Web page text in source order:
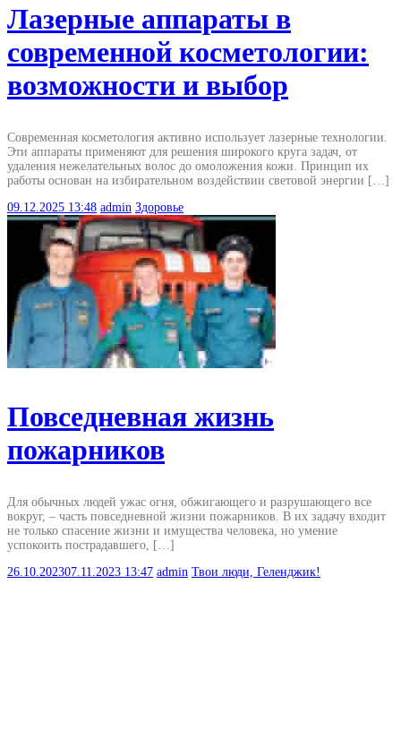
Лазерные аппараты в
современной косметологии:
возможности и выбор
Современная косметология активно использует лазерные технологии.
Эти аппараты применяют для решения широкого круга задач, от
удаления нежелательных волос до омоложения кожи. Принцип их
работы основан на избирательном воздействии световой энергии […]
09.12.2025 13:48 admin Здоровье
Повседневная жизнь
пожарников
Для обычных людей ужас огня, обжигающего и разрушающего все
вокруг, – часть повседневной жизни пожарников. В их задачу входит
не только спасение жизни и имущества человека, но умение
успокоить пострадавшего, […]
26.10.202307.11.2023 13:47 admin Твои люди, Геленджик!